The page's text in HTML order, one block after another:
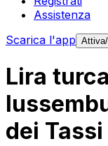
Assistenza
Scarica l'app
Lira
dei